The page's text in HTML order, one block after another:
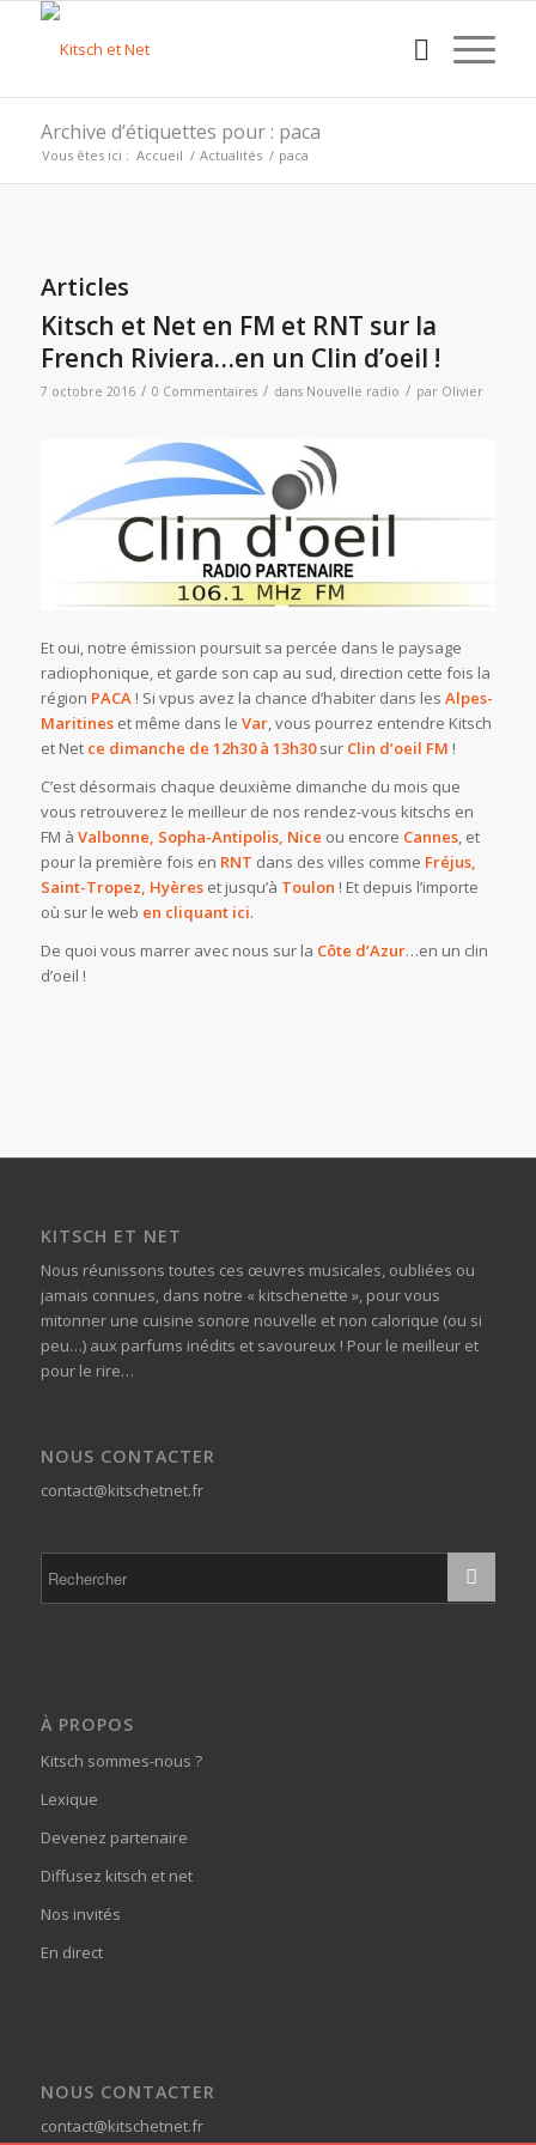
Archive d’étiquettes pour : paca
Vous êtes ici : Accueil / Actualités / paca
Articles
Kitsch et Net en FM et RNT sur la
French Riviera…en un Clin d’oeil !
7 octobre 2016 / 0 Commentaires / dans Nouvelle radio / par Olivier
Et oui, notre émission poursuit sa percée dans le paysage
radiophonique, et garde son cap au sud, direction cette fois la
région PACA! Si vpus avez la chance d’habiter dans les Alpes-
Maritineset même dans le Var, vous pourrez entendre Kitsch
et Net ce dimanche de 12h30 à 13h30sur Clin d’oeil FM !
C’est désormais chaque deuxième dimanche du mois que
vous retrouverez le meilleur de nos rendez-vous kitschs en
FM à Valbonne, Sopha-Antipolis, Nice ou encore Cannes, et
pour la première fois en RNT dans des villes comme Fréjus,
Saint-Tropez, Hyèreset jusqu’à Toulon ! Et depuis l’importe
où sur le web en cliquant ici.
De quoi vous marrer avec nous sur la Côte d’Azur…en un clin
d’oeil !
KITSCH ET NET
Nous réunissons toutes ces œuvres musicales, oubliées ou
jamais connues, dans notre « kitschenette », pour vous
mitonner une cuisine sonore nouvelle et non calorique (ou si
peu…) aux parfums inédits et savoureux ! Pour le meilleur et
pour le rire…
NOUS CONTACTER
contact@kitschetnet.fr
À PROPOS
Kitsch sommes-nous ?
Lexique
Devenez partenaire
Diffusez kitsch et net
Nos invités
En direct
NOUS CONTACTER
contact@kitschetnet.fr